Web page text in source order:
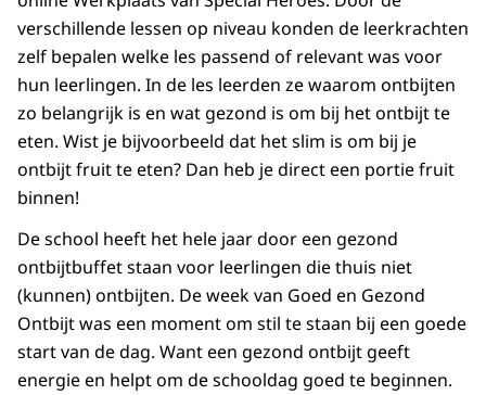
verschillende lessen op niveau konden de leerkrachten
zelf bepalen welke les passend of relevant was voor
hun leerlingen. In de les leerden ze waarom ontbijten
zo belangrijk is en wat gezond is om bij het ontbijt te
eten. Wist je bijvoorbeeld dat het slim is om bij je
ontbijt fruit te eten? Dan heb je direct een portie fruit
binnen!
De school heeft het hele jaar door een gezond
ontbijtbuffet staan voor leerlingen die thuis niet
(kunnen) ontbijten. De week van Goed en Gezond
Ontbijt was een moment om stil te staan bij een goede
start van de dag. Want een gezond ontbijt geeft
energie en helpt om de schooldag goed te beginnen.